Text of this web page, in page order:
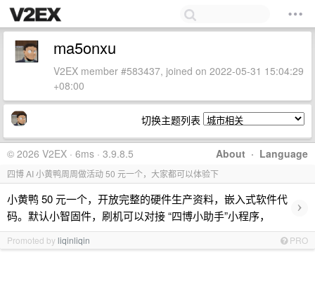
ma5onxu
V2EX member #583437, joined on 2022-05-31 15:04:29
+08:00
切换主题列表
About · Language
© 2026 V2EX · 6ms · 3.9.8.5
四博 AI 小黄鸭周周做活动 50 元一个，大家都可以体验下
小黄鸭 50 元一个，开放完整的硬件生产资料，嵌入式软件代
码。默认小智固件，刷机可以对接 “四博小助手”小程序，
›
Promoted byliqinliqin PRO